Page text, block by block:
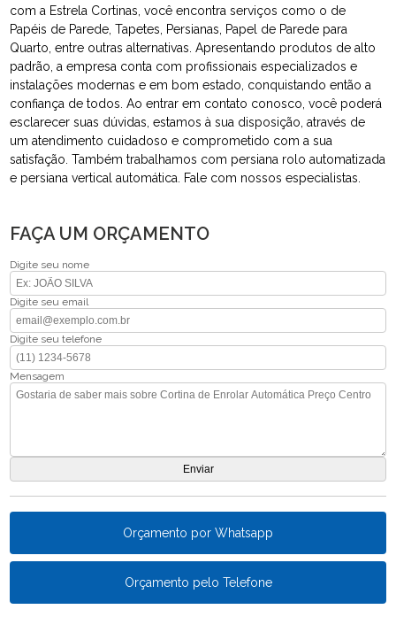
com a Estrela Cortinas, você encontra serviços como o de
Papéis de Parede, Tapetes, Persianas, Papel de Parede para
Quarto, entre outras alternativas. Apresentando produtos de alto
padrão, a empresa conta com profissionais especializados e
instalações modernas e em bom estado, conquistando então a
confiança de todos. Ao entrar em contato conosco, você poderá
esclarecer suas dúvidas, estamos à sua disposição, através de
um atendimento cuidadoso e comprometido com a sua
satisfação. Também trabalhamos com persiana rolo automatizada
e persiana vertical automática. Fale com nossos especialistas.
FAÇA UM ORÇAMENTO
Digite seu nome
Digite seu email
Digite seu telefone
Mensagem
Orçamento por Whatsapp
Orçamento pelo Telefone